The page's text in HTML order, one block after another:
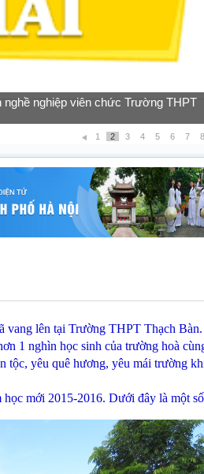
học 2026-2027
1 2 3 4 5 6 7 8
lên tại Trường THPT Thạch
1 nghìn học sinh của trường hoà
yêu quê hương, yêu mái trường
mới 2015-2016. Dưới đây là một